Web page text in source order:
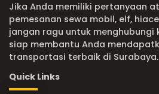
Jika Anda memiliki pertanyaan
pemesanan sewa mobil, elf,
jangan ragu untuk menghubungi
siap membantu Anda
transportasi terbaik di Surabaya.
Quick Links